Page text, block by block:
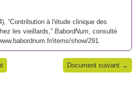
“Contribution à l'étude clinique des
les vieillards,” BabordNum , consulté
items/show/291
Document suivant →